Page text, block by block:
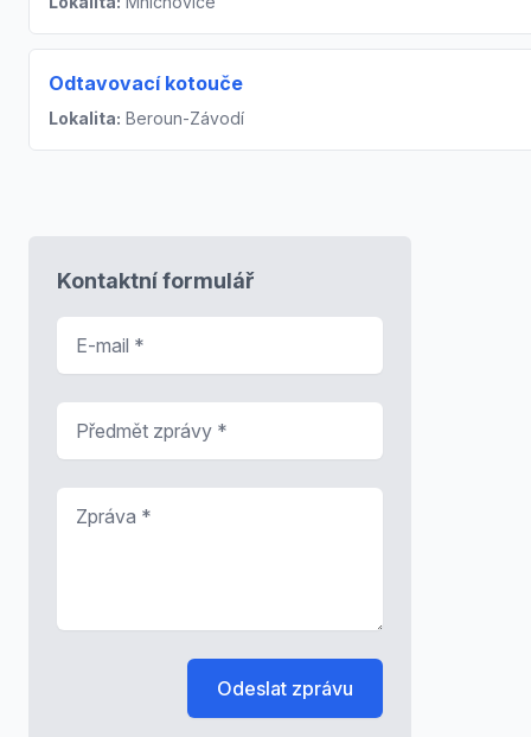
Odtavovací kotouče
Lokalita: Beroun-Závodí
Kontaktní formulář
Odeslat zprávu